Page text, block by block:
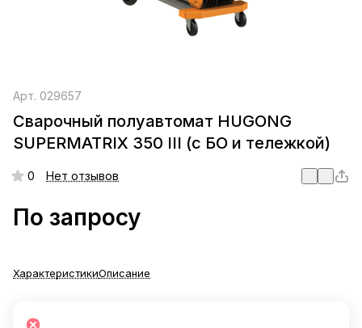
Арт. 029657
Сварочный полуавтомат HUGONG
SUPERMATRIX 350 III (с БО и тележкой)
0 Нет отзывов
По запросу
ХарактеристикиОписание